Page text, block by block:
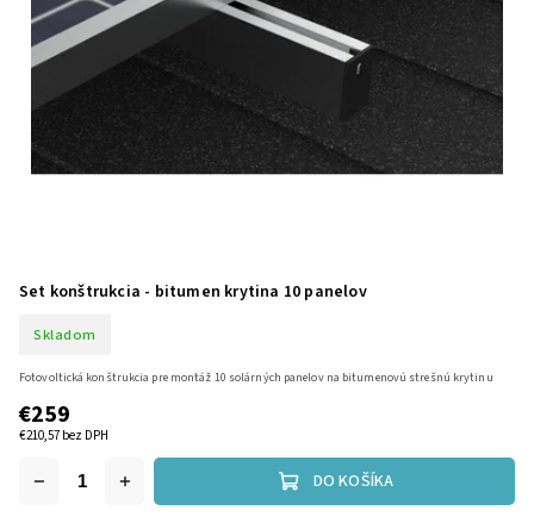
Set konštrukcia - bitumen krytina 10 panelov
Skladom
€210,57 bez DPH
€259
DO KOŠÍKA
Fotovoltická konštrukcia pre montáž 10 solárných panelov na bitumenovú strešnú krytinu